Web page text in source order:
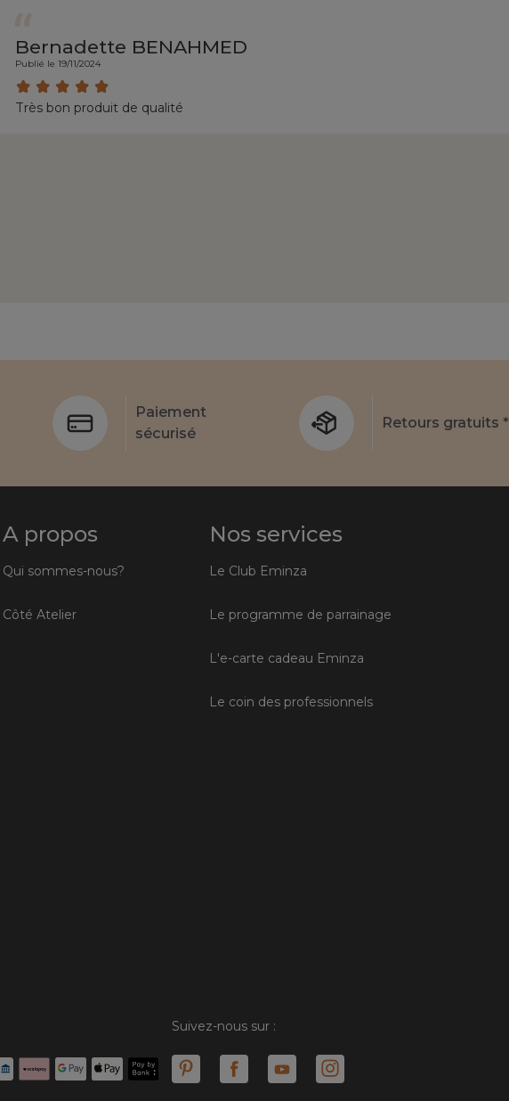
Bernadette BENAHMED
Publié le 19/11/2024
Très bon produit de qualité
Paiement
sécurisé
Retours gratuits *
A propos
Qui sommes-nous?
Côté Atelier
Nos services
Le Club Eminza
Le programme de parrainage
L'e-carte cadeau Eminza
Le coin des professionnels
Suivez-nous sur :